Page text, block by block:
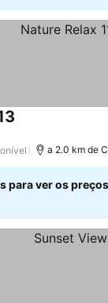
a 2.0 km de
para ver os preços